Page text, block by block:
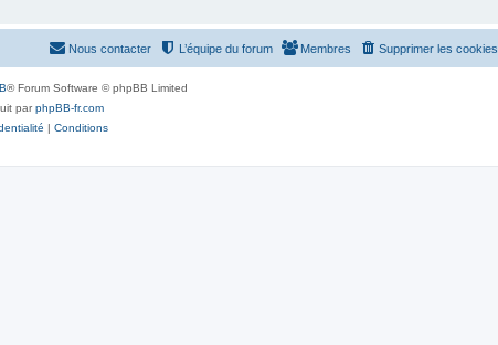
Supprimer les cookies
Membres
L’équipe du forum
Nous contacter
® Forum Software © phpBB Limited
parphpBB-fr.com
| Conditions